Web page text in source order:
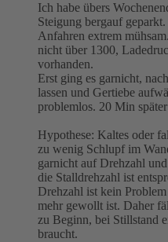
Ich habe übers
Steigung bergauf
Anfahren extrem
nicht über 1300,
vorhanden.
Erst ging es garnicht,
lassen und Gertiebe
problemlos. 20 Min
Hypothese: Kaltes oder
zu wenig Schlupf im
garnicht auf Drehzahl
die Stalldrehzahl ist
Drehzahl ist kein
mehr gewollt ist. Daher
zu Beginn, bei Stillstand
braucht.